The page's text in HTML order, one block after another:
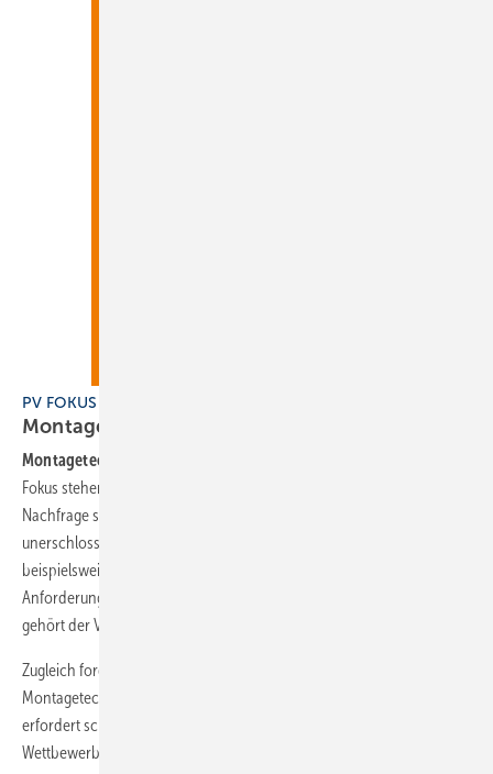
PV FOKUS Montagetechnik, PV04-2026
Montage auf Dächern und
Montagetechnik
Fokus stehen Unterkonstruktionen für Dächer und Freiland. Denn die
Nachfrage steigt, in allen Marktsegmenten. Auch bislang
unerschlossene Flächen werden für Solarmodule interessant,
beispielsweise Parkplätze. Bei der Dachmontage wachsen die
Anforderungen, um Schäden zu vermeiden. Dachziegel zu flexen,
gehört der Vergangenheit an.
Zugleich fordern steigende Energiepreise die Anbieter der
Montagetechnik heraus. Aluminium und Stahl verteuern sich. Das
erfordert schlanke Lösungen und pfiffige Ideen, um im harten
Wettbewerb zu bestehen.